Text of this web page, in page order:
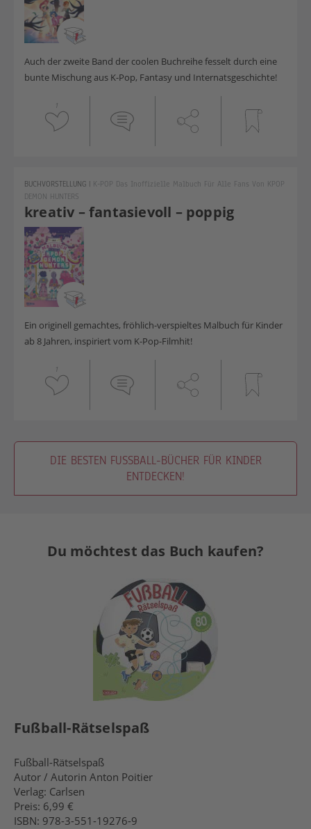
Auch der zweite Band der coolen Buchreihe fesselt durch eine
bunte Mischung aus K-Pop, Fantasy und Internatsgeschichte!
1
kreativ – fantasievoll – poppig
BUCHVORSTELLUNG | K-POP Das Inoffizielle Malbuch Für Alle Fans Von KPOP
DEMON HUNTERS
Ein originell gemachtes, fröhlich-verspieltes Malbuch für Kinder
ab 8 Jahren, inspiriert vom K-Pop-Filmhit!
1
DIE BESTEN FUSSBALL-BÜCHER FÜR KINDER E
NTDECKEN!
Du möchtest das Buch kaufen?
Fußball-Rätselspaß
Fußball-Rätselspaß
Autor / Autorin Anton Poitier
Verlag: Carlsen
Preis: 6,99 €
ISBN: 978-3-551-19276-9